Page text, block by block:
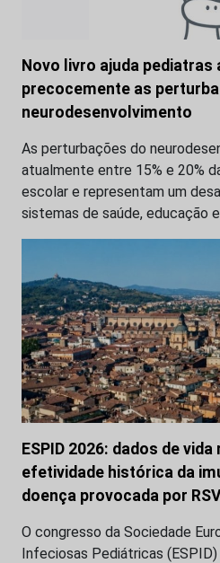
Novo livro ajuda pediatras
precocemente as
neurodesenvolvimento
As perturbações do
atualmente entre 15% e 20%
escolar e representam um
sistemas de saúde, educação
ESPID 2026: dados de
efetividade histórica da
doença provocada por
O congresso da Sociedade
Infeciosas Pediátricas